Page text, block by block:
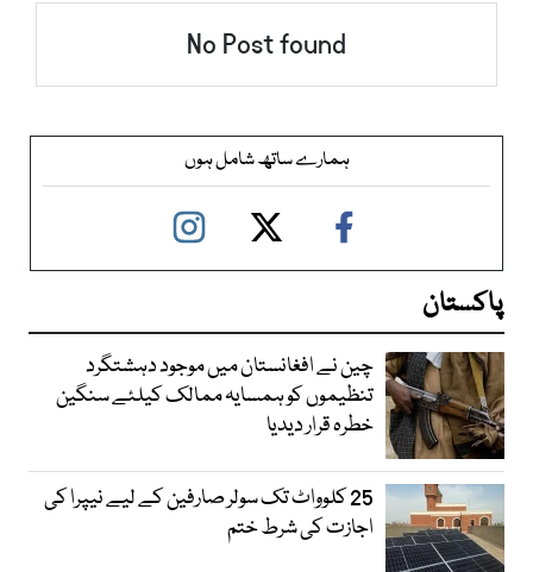
No Post found
ہمارے ساتھ شامل ہوں
پاکستان
چین نے افغانستان میں موجود دہشتگرد
تنظیموں کو ہمسایہ ممالک کیلئے سنگین
خطرہ قرار دیدیا
25 کلوواٹ تک سولر صارفین کے لیے نیپرا کی
اجازت کی شرط ختم